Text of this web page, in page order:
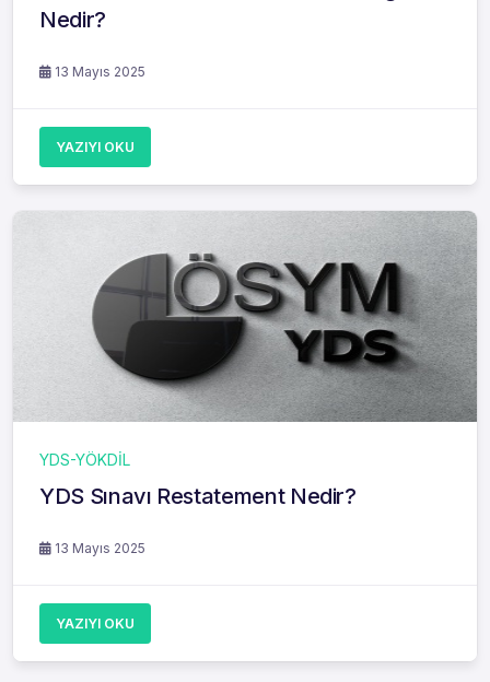
Nedir?
13 Mayıs 2025
YAZIYI OKU
YDS-YÖKDİL
YDS Sınavı Restatement Nedir?
13 Mayıs 2025
YAZIYI OKU